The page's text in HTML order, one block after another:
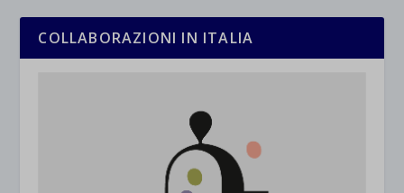
COLLABORAZIONI IN ITALIA